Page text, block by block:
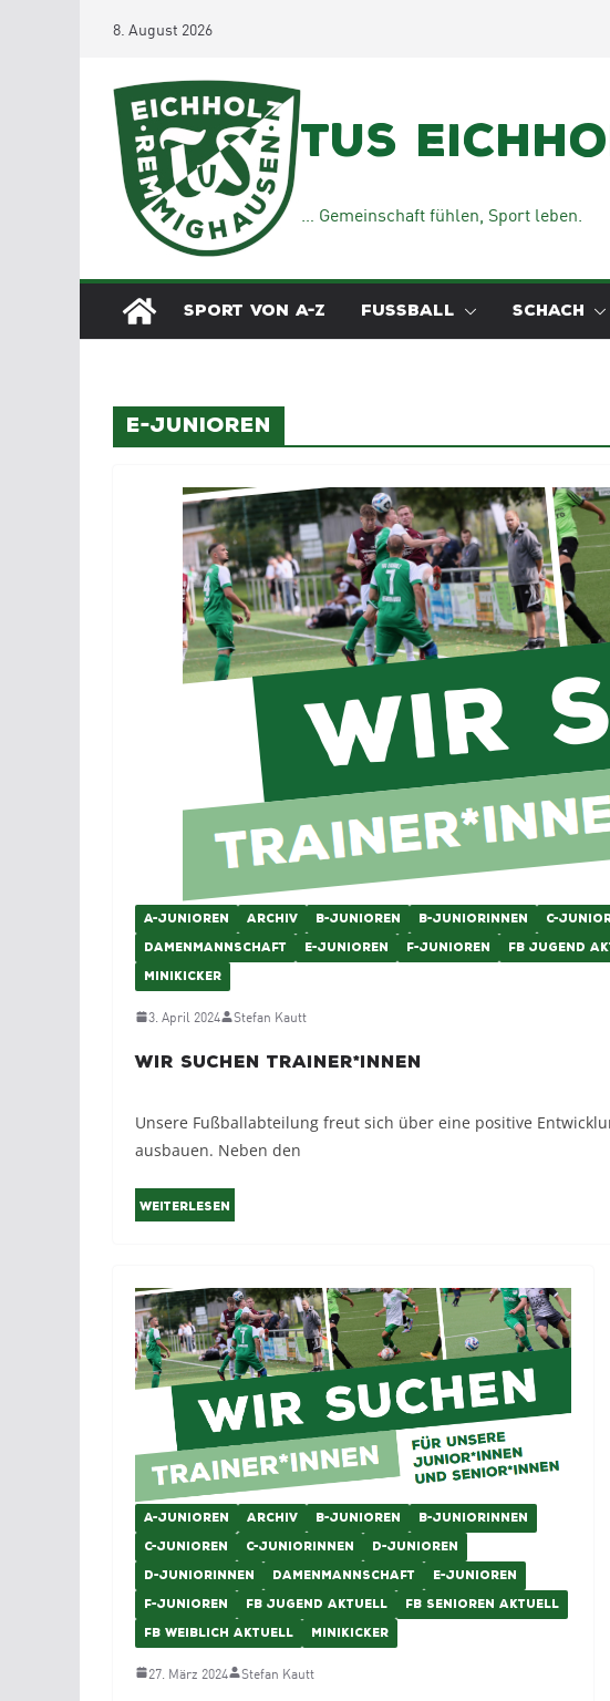
springen
8. August 2026
TuS
… Gemeinschaft fühlen, Sport leben.
SPORT VON A-Z FUSSBALL SCHACH
E-Junioren
A-JUNIOREN ARCHIV B-JUNIOREN B-JUNIORINNEN C-
DAMENMANNSCHAFT E-JUNIOREN F-JUNIOREN FB JUGEND
MINIKICKER
3. April 2024 Stefan Kautt
Wir suchen Trainer*innen
Unsere Fußballabteilung freut sich über eine positive
ausbauen. Neben den
Weiterlesen
A-JUNIOREN ARCHIV B-JUNIOREN B-JUNIORINNEN
C-JUNIOREN C-JUNIORINNEN D-JUNIOREN
D-JUNIORINNEN DAMENMANNSCHAFT E-JUNIOREN
F-JUNIOREN FB JUGEND AKTUELL FB SENIOREN AKTUELL
FB WEIBLICH AKTUELL MINIKICKER
27. März 2024 Stefan Kautt